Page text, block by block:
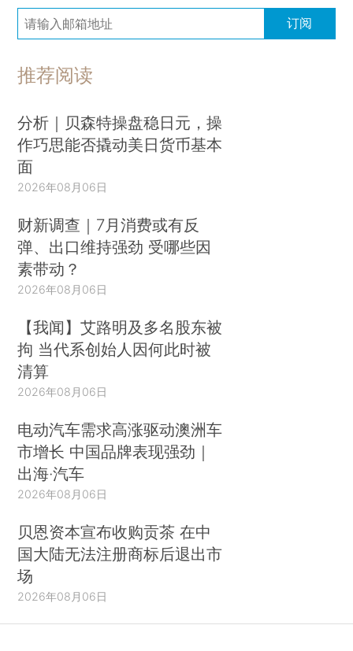
订阅
推荐阅读
分析｜贝森特操盘稳日元，操
作巧思能否撬动美日货币基本
面
2026年08月06日
财新调查｜7月消费或有反
弹、出口维持强劲 受哪些因
素带动？
2026年08月06日
【我闻】艾路明及多名股东被
拘 当代系创始人因何此时被
清算
2026年08月06日
电动汽车需求高涨驱动澳洲车
市增长 中国品牌表现强劲｜
出海·汽车
2026年08月06日
贝恩资本宣布收购贡茶 在中
国大陆无法注册商标后退出市
场
2026年08月06日